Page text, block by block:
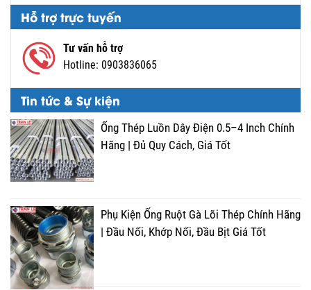
Hỗ trợ trực tuyến
Tư vấn hỗ trợ
Hotline: 0903836065
Tin tức & Sự kiện
Ống Thép Luồn Dây Điện 0.5–4 Inch Chính
Hãng | Đủ Quy Cách, Giá Tốt
Phụ Kiện Ống Ruột Gà Lõi Thép Chính Hãng
| Đầu Nối, Khớp Nối, Đầu Bịt Giá Tốt